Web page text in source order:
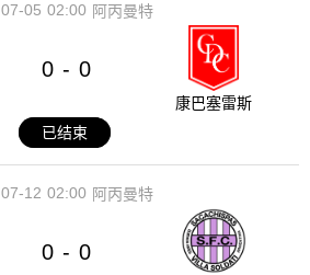
02:00
07-05 阿丙曼特
0 - 0
康巴塞雷斯
已结束
02:00
07-12 阿丙曼特
0 - 0